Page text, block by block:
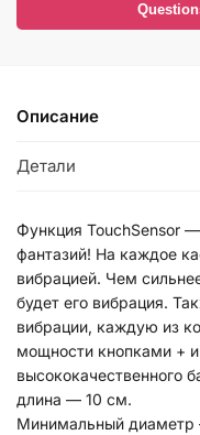
Описание
Детали
Функция TouchSensor
фантазий! На каждое
вибрацией. Чем
будет его вибрация.
вибрации, каждую из
мощности кнопками +
высококачественного
длина — 10 см.
Минимальный